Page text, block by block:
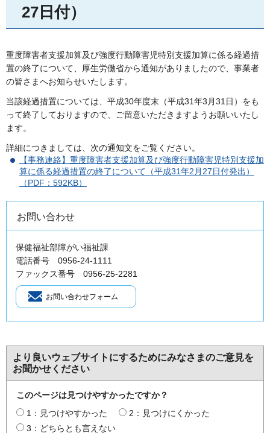
27日付）
重度障害者支援加算及び強度行動障害児特別支援加算に係る経過措
置の終了について、厚生労働省から通知がありましたので、事業者
の皆さまへお知らせいたします。
当該経過措置については、平成30年度末（平成31年3月31日）をも
って終了しておりますので、ご留意いただきますようお願いいたし
ます。
詳細につきましては、次の通知文をご覧ください。
【事務連絡】重度障害者支援加算及び強度行動障害児特別支援加
算に係る経過措置の終了について（平成31年2月27日付発出）
（PDF：592KB）
お問い合わせ
保健福祉部障がい福祉課
電話番号 0956-24-1111
ファックス番号 0956-25-2281
より良いウェブサイトにするためにみなさまのご意見を
お聞かせください
このページは見つけやすかったですか？
1：見つけやすかった
2：見つけにくかった
3：どちらとも言えない